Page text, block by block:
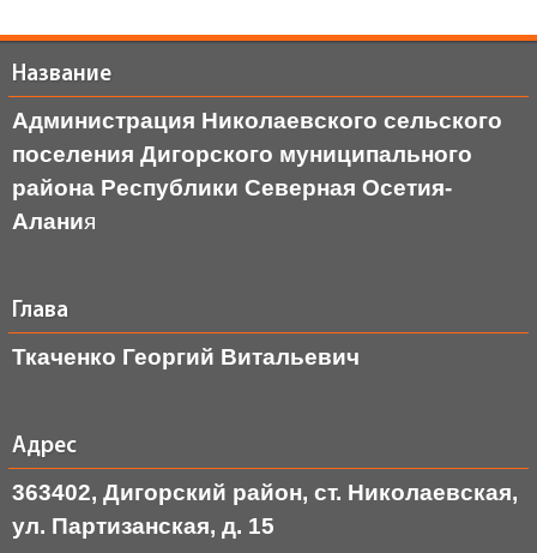
Название
Администрация Николаевского сельского
поселения Дигорского муниципального
района Республики Северная Осетия-
Алания
Глава
Ткаченко Георгий Витальевич
Адрес
363402, Дигорский район, ст. Николаевская,
ул. Партизанская, д. 15